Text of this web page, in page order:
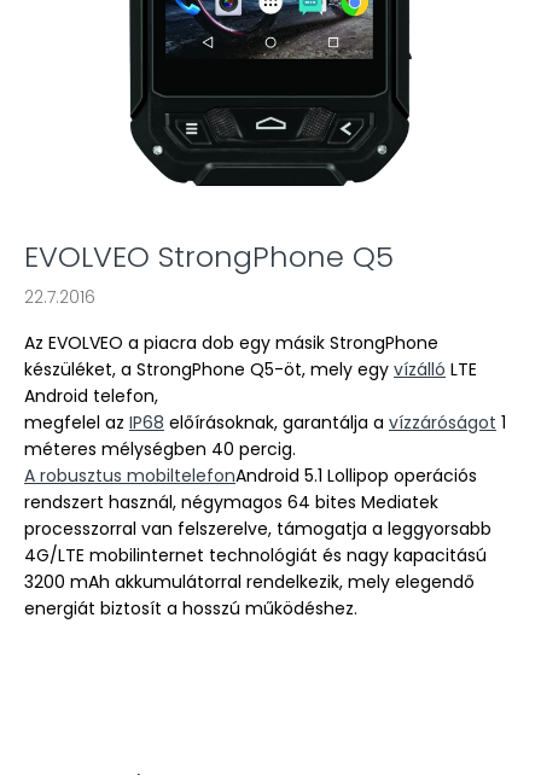
EVOLVEO StrongPhone Q5
22.7.2016
Az EVOLVEO a piacra dob egy másik StrongPhone
készüléket, a StrongPhone Q5-öt, mely egy vízálló LTE
Android telefon,
megfelel az IP68 előírásoknak, garantálja a vízzáróságot 1
méteres mélységben 40 percig.
A robusztus mobiltelefonAndroid 5.1 Lollipop operációs
rendszert használ, négymagos 64 bites Mediatek
processzorral van felszerelve, támogatja a leggyorsabb
4G/LTE mobilinternet technológiát és nagy kapacitású
3200 mAh akkumulátorral rendelkezik, mely elegendő
energiát biztosít a hosszú működéshez.